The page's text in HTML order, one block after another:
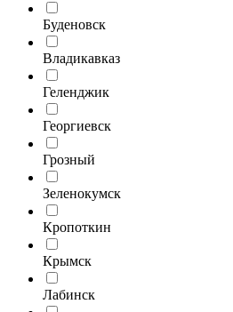
Буденовск
Владикавказ
Геленджик
Георгиевск
Грозный
Зеленокумск
Кропоткин
Крымск
Лабинск